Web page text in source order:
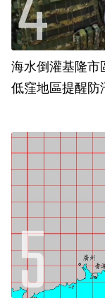
海水倒灌基隆市
低窪地區提醒防